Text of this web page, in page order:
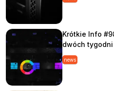
Krótkie Info
dwóch
news